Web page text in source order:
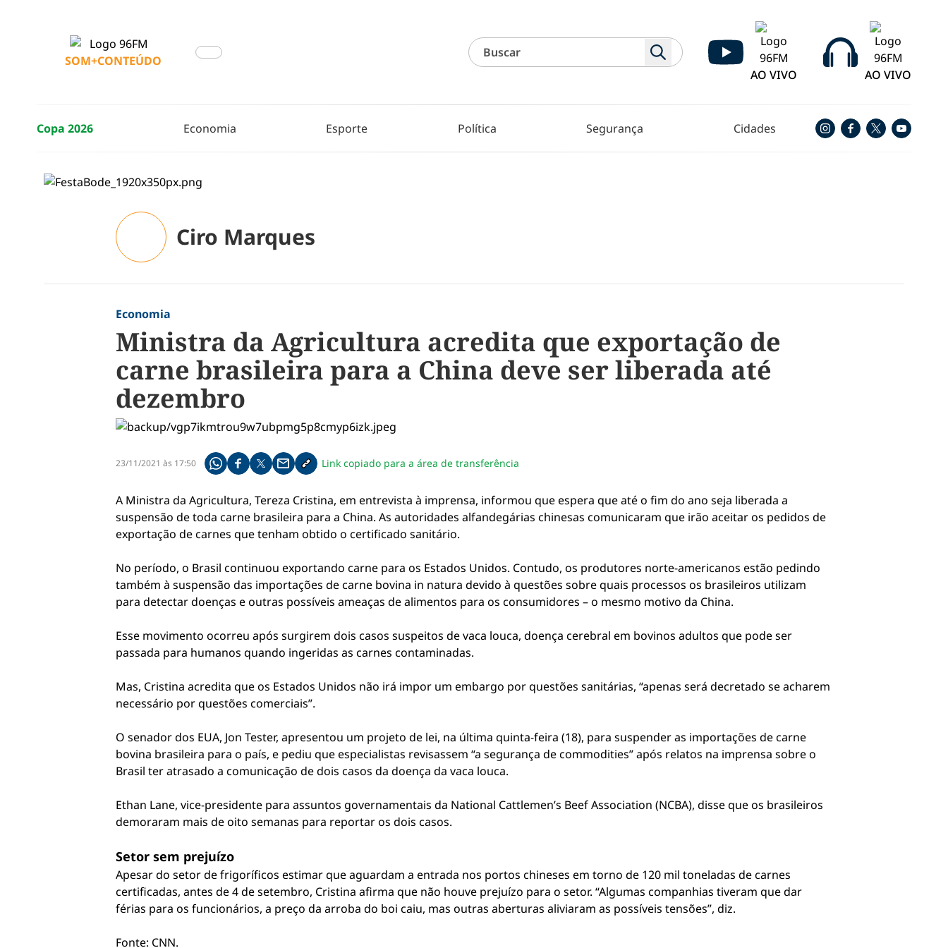
SOM+CONTEÚDO
AO VIVO
AO VIVO
Copa 2026 Economia Esporte Política Segurança Cidades
Ciro Marques
Economia
Ministra da Agricultura acredita que exportação de
carne brasileira para a China deve ser liberada até
dezembro
23/11/2021 às 17:50 Compartilhe pelo whatsapp
Compartilhar no facebook
Compartilhar no twitter
Compartilhe pelo email
Copiar link da notícia
Link copiado para a área de transferência
A Ministra da Agricultura, Tereza Cristina, em entrevista à imprensa, informou que espera que até o fim do ano seja liberada a
suspensão de toda carne brasileira para a China. As autoridades alfandegárias chinesas comunicaram que irão aceitar os pedidos de
exportação de carnes que tenham obtido o certificado sanitário.
No período, o Brasil continuou exportando carne para os Estados Unidos. Contudo, os produtores norte-americanos estão pedindo
também à suspensão das importações de carne bovina in natura devido à questões sobre quais processos os brasileiros utilizam
para detectar doenças e outras possíveis ameaças de alimentos para os consumidores – o mesmo motivo da China.
Esse movimento ocorreu após surgirem dois casos suspeitos de vaca louca, doença cerebral em bovinos adultos que pode ser
passada para humanos quando ingeridas as carnes contaminadas.
Mas, Cristina acredita que os Estados Unidos não irá impor um embargo por questões sanitárias, “apenas será decretado se acharem
necessário por questões comerciais”.
O senador dos EUA, Jon Tester, apresentou um projeto de lei, na última quinta-feira (18), para suspender as importações de carne
bovina brasileira para o país, e pediu que especialistas revisassem “a segurança de commodities” após relatos na imprensa sobre o
Brasil ter atrasado a comunicação de dois casos da doença da vaca louca.
Ethan Lane, vice-presidente para assuntos governamentais da National Cattlemen’s Beef Association (NCBA), disse que os brasileiros
demoraram mais de oito semanas para reportar os dois casos.
Setor sem prejuízo
Apesar do setor de frigoríficos estimar que aguardam a entrada nos portos chineses em torno de 120 mil toneladas de carnes
certificadas, antes de 4 de setembro, Cristina afirma que não houve prejuízo para o setor. “Algumas companhias tiveram que dar
férias para os funcionários, a preço da arroba do boi caiu, mas outras aberturas aliviaram as possíveis tensões”, diz.
Fonte: CNN.